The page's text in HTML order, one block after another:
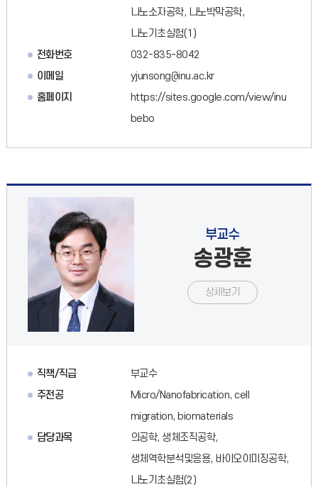
나노소자공학, 나노박막공학,
나노기초실험(1)
전화번호
032-835-8042
이메일
yjunsong@inu.ac.kr
홈페이지
https://sites.google.com/view/inu
bebo
부교수
송광훈
상세보기
직책/직급
부교수
주전공
Micro/Nanofabrication, cell
migration, biomaterials
담당과목
의공학, 생체조직공학,
생체역학분석및응용, 바이오이미징공학,
나노기초실험(2)